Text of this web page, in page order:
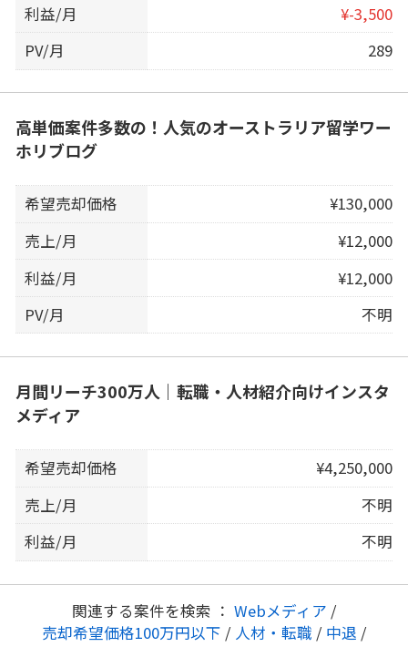
利益/月
¥-3,500
PV/月
289
高単価案件多数の！人気のオーストラリア留学ワー
ホリブログ
希望売却価格
¥130,000
売上/月
¥12,000
利益/月
¥12,000
PV/月
不明
月間リーチ300万人｜転職・人材紹介向けインスタ
メディア
希望売却価格
¥4,250,000
売上/月
不明
利益/月
不明
関連する案件を検索 ： Webメディア /
売却希望価格100万円以下 / 人材・転職 / 中退 /